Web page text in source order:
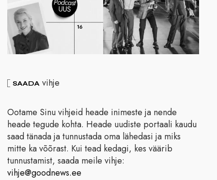
SAADA vihje
Ootame Sinu vihjeid heade inimeste ja nende
heade tegude kohta. Heade uudiste portaali kaudu
saad tänada ja tunnustada oma lähedasi ja miks
mitte ka võõrast. Kui tead kedagi, kes väärib
tunnustamist, saada meile vihje:
vihje@goodnews.ee